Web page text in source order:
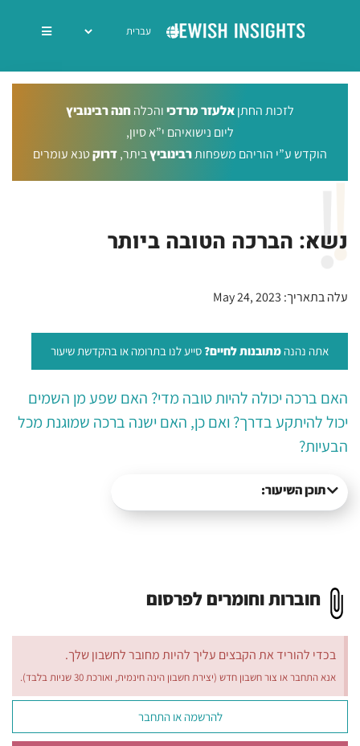
לזכות החתןאלעזר מרדכיוהכלה חנה רבינוביץ
ליום נישואיהם י”א סיון,
הוקדש ע”י הוריהם משפחותרבינוביץביתר,דרוקטנא עומרים
נשא: הברכה הטובה ביותר
עלה בתאריך: May 24, 2023
אתה נהנהמתובנות לחיים?סייע לנו בתרומה או בהקדשת שיעור
האם ברכה יכולה להיות טובה מדי? האם שפע מן השמים
יכול להיתקע בדרך? ואם כן, האם ישנה ברכה שמוגנת מכל
הבעיות?
תוכן השיעור:
חוברות וחומרים לפרסום
בכדי להוריד את הקבצים עליך להיות מחובר לחשבון שלך.
אנא התחבר או צור חשבון חדש (יצירת חשבון הינה חינמית, ואורכת 30 שניות בלבד).
להרשמה או התחבר